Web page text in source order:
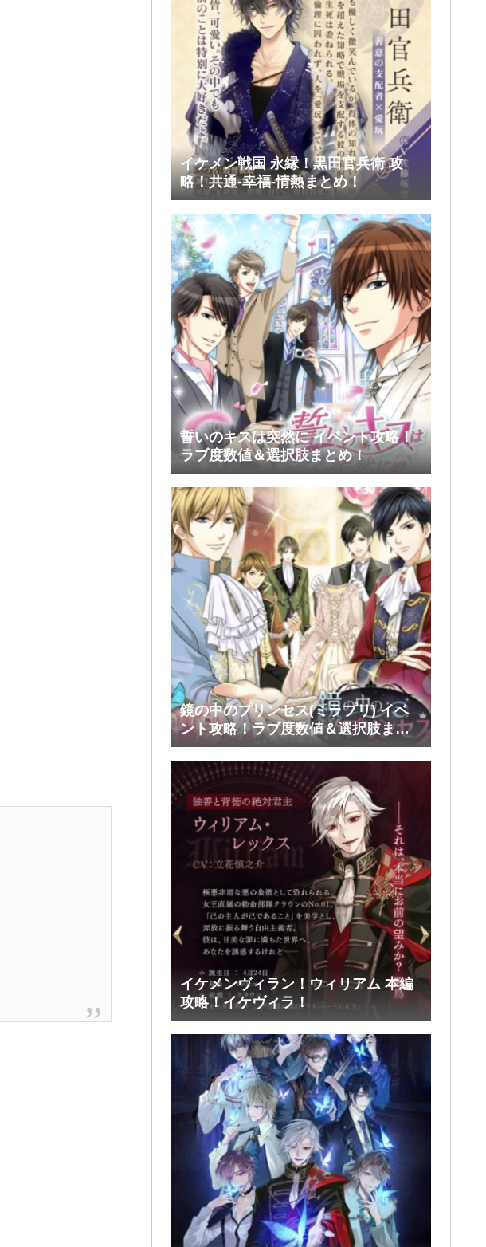
イケメン戦国 永縁！黒田官兵衛 攻
略！共通-幸福-情熱まとめ！
誓いのキスは突然に イベント攻略！
ラブ度数値＆選択肢まとめ！
鏡の中のプリンセス(ミラプリ) イベ
ント攻略！ラブ度数値＆選択肢まと
め！
イケメンヴィラン！ウィリアム 本編
攻略！イケヴィラ！